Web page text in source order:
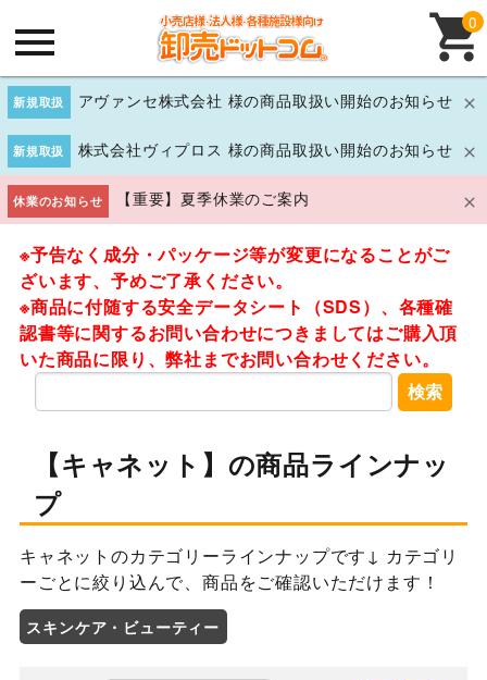
新規取扱 アヴァンセ株式会社 様の商品取扱い開始のお知らせ
新規取扱 株式会社ヴィプロス 様の商品取扱い開始のお知らせ
休業のお知らせ 【重要】夏季休業のご案内
0
※予告なく成分・パッケージ等が変更になることがご
ざいます、予めご了承ください。
※商品に付随する安全データシート（SDS）、各種確
認書等に関するお問い合わせにつきましてはご購入頂
いた商品に限り、弊社までお問い合わせください。
検索
【キャネット】の商品ラインナッ
プ
キャネットのカテゴリーラインナップです↓ カテゴリ
ーごとに絞り込んで、商品をご確認いただけます！
スキンケア・ビューティー